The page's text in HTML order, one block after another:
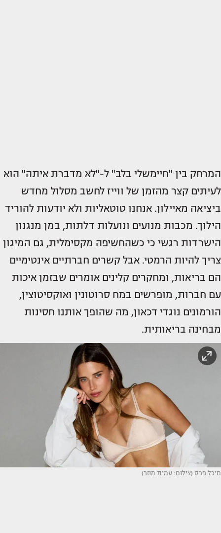
המרחק בין "חיימשלי בלב" ל-"לא מדברת איתה" הוא
לעיתים קצר מהזמן של ווייז לחשב מסלול מחדש
ביציאה מאיילון. אנחנו טוטאליות ולא יודעות להוריד
הילוך. מכבות מנועים ונועלות דלתות, במן מנגנון
הישרדות רגשי כי כשהחשיפה מקסימלית, גם המיגון
צריך להיות הרמטי. אבל קשרים חברתיים אינטימיים
הם בריאות, ומחקרים קלינים אומרים שבזמן איכות
עם חברות, מופרשים במח סרוטונין ואוקסיטוצין,
הורמונים נוגדי דכאון, מה שהופך אותנו חסינות
מבחינה בריאותית.
מיכל פרס (צילום: עמית מוזר)